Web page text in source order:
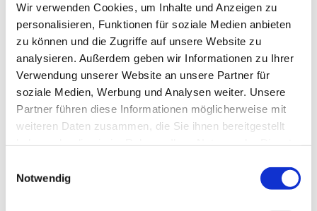
Wir verwenden Cookies, um Inhalte und Anzeigen zu
personalisieren, Funktionen für soziale Medien anbieten
zu können und die Zugriffe auf unsere Website zu
analysieren. Außerdem geben wir Informationen zu Ihrer
Verwendung unserer Website an unsere Partner für
soziale Medien, Werbung und Analysen weiter. Unsere
Partner führen diese Informationen möglicherweise mit
weiteren Daten zusammen, die Sie ihnen bereitgestellt
Notwendig